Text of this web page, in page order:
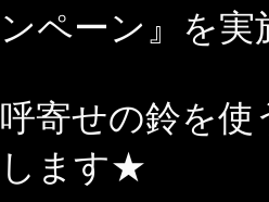
ンペーン』を実
呼寄せの鈴を使
します★